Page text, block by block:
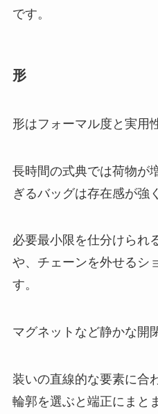
です。
形
形はフォーマル度と実用
長時間の式典では荷物が
ぎるバッグは存在感が強
必要最小限を仕分けられ
や、チェーンを外せるシ
す。
マグネットなど静かな開
装いの直線的な要素に合
輪郭を選ぶと端正にまと